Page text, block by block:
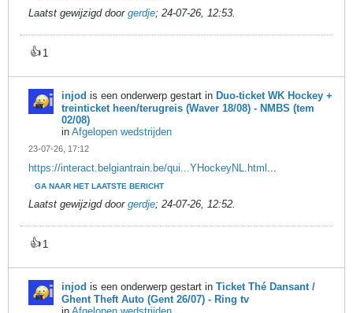
Laatst gewijzigd door gerdje; 24-07-26, 12:53.
👍 1
injod is een onderwerp gestart in Duo-ticket WK Hockey +
treinticket heen/terugreis (Waver 18/08) - NMBS (tem
02/08)
in Afgelopen wedstrijden
23-07-26, 17:12
https://interact.belgiantrain.be/qui...YHockeyNL.html ...
GA NAAR HET LAATSTE BERICHT
Laatst gewijzigd door gerdje; 24-07-26, 12:52.
👍 1
injod is een onderwerp gestart in Ticket Thé Dansant /
Ghent Theft Auto (Gent 26/07) - Ring tv